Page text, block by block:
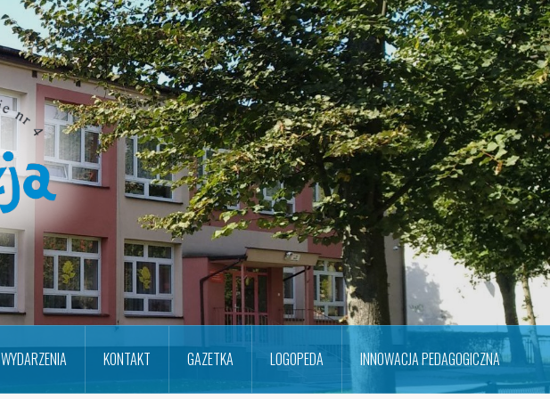
WYDARZENIA KONTAKT GAZETKA LOGOPEDA INNOWACJA PEDAGOGICZNA